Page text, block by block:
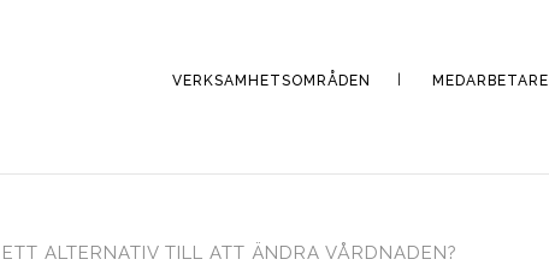
VERKSAMHETSOMRÅDEN MEDARBETARE
ALTERNATIV TILL ATT ÄNDRA VÅRDNADEN?